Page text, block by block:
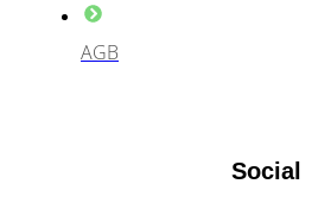
AGB
Social